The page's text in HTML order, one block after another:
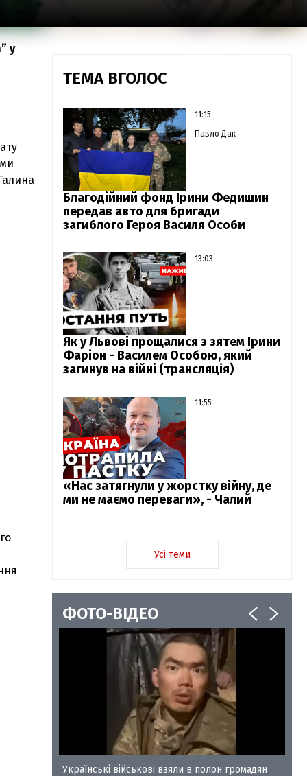
у
ТЕМА ВГОЛОС
11:15
Павло Дак
Благодійний фонд Ірини Федишин
передав авто для бригади
загиблого Героя Василя Особи
13:03
Як у Львові прощалися з зятем Ірини
Фаріон - Василем Особою, який
загинув на війні (трансляція)
11:55
«Нас затягнули у жорстку війну, де
ми не маємо переваги», - Чалий
Усі теми
ФОТО-ВІДЕО
Українські військові взяли в полон громадян